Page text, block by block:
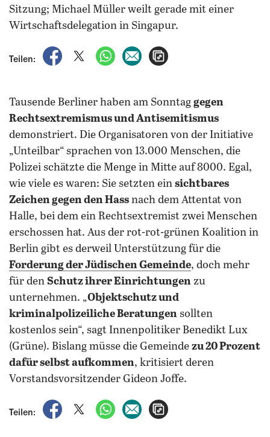
Sitzung; Michael Müller weilt gerade mit einer
Wirtschaftsdelegation in Singapur.
Teilen:
auf Facebook teilen
auf X teilenper WhatsApp teilen
per E-Mail teilen
Tausende Berliner haben am Sonntag gegen
Rechtsextremismus und Antisemitismus
demonstriert. Die Organisatoren von der Initiative
„Unteilbar“ sprachen von 13.000 Menschen, die
Polizei schätzte die Menge in Mitte auf 8000. Egal,
wie viele es waren: Sie setzten ein sichtbares
Zeichen gegen den Hass nach dem Attentat von
Halle, bei dem ein Rechtsextremist zwei Menschen
erschossen hat. Aus der rot-rot-grünen Koalition in
Berlin gibt es derweil Unterstützung für die
Forderung der Jüdischen Gemeinde, doch mehr
für den Schutz ihrer Einrichtungen zu
unternehmen. „Objektschutz und
kriminalpolizeiliche Beratungen sollten
kostenlos sein“, sagt Innenpolitiker Benedikt Lux
(Grüne). Bislang müsse die Gemeinde zu 20 Prozent
dafür selbst aufkommen, kritisiert deren
Vorstandsvorsitzender Gideon Joffe.
Teilen:
auf Facebook teilen
auf X teilenper WhatsApp teilen
per E-Mail teilen